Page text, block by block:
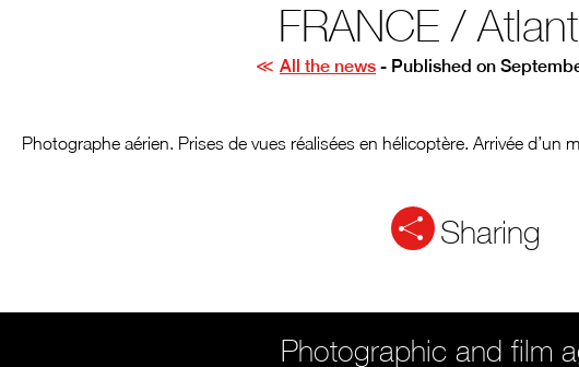
FRANCE /
All the news - Published on
Photographe aérien. Prises de vues réalisées en hélicoptère. Arrivée d’un
Sharing
Photographic and film